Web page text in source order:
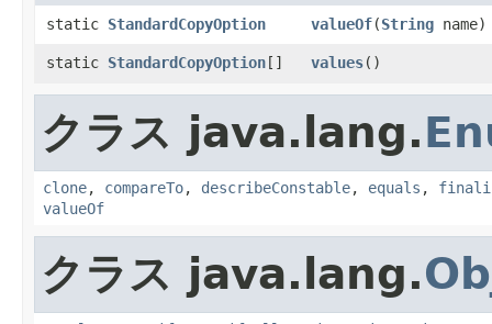
static StandardCopyOption valueOf​(String name)
static StandardCopyOption[] values()
クラス java.lang.
clone, compareTo, describeConstable, equals ,
valueOf
クラス java.lang.